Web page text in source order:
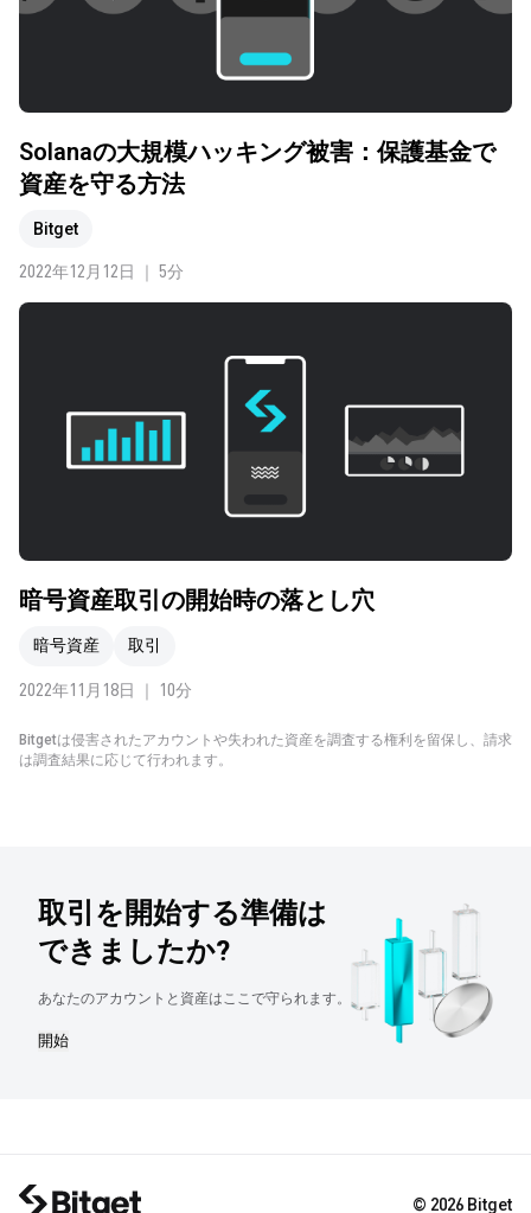
Solanaの大規模ハッキング被害：保護基金で
資産を守る方法
Bitget
2022年12月12日 ｜ 5分
暗号資産取引の開始時の落とし穴
暗号資産 取引
2022年11月18日 ｜ 10分
Bitgetは侵害されたアカウントや失われた資産を調査する権利を留保し、請求
は調査結果に応じて行われます。
取引を開始する準備は
できましたか?
あなたのアカウントと資産はここで守られます。
開始
© 2026 Bitget